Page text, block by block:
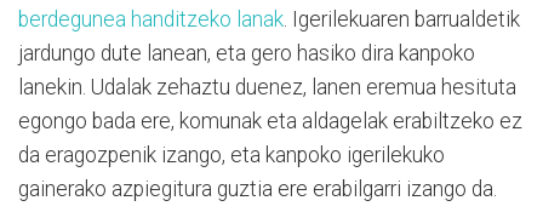
berdegunea handitzeko lanak. Igerilekuaren barrualdetik
jardungo dute lanean, eta gero hasiko dira kanpoko
lanekin. Udalak zehaztu duenez, lanen eremua hesituta
egongo bada ere, komunak eta aldagelak erabiltzeko ez
da eragozpenik izango, eta kanpoko igerilekuko
gainerako azpiegitura guztia ere erabilgarri izango da.